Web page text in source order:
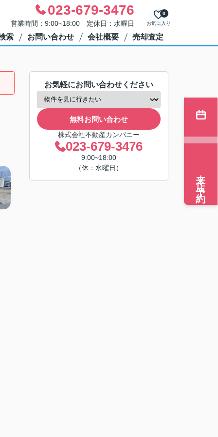
023-679-3476
営業時間：9:00~18:00 定休日：水曜日 お気に入り
0
索 お問い合わせ 会社概要 売却査定
お気軽にお問い合わせください
無料お問い合わせ
株式会社不動産カンパニー
023-679-3476
9:00~18:00
（休：水曜日）
来店予約